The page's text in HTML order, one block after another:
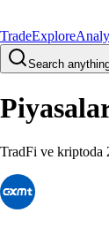
TradeExplore
Search
TradFi ve kriptoda